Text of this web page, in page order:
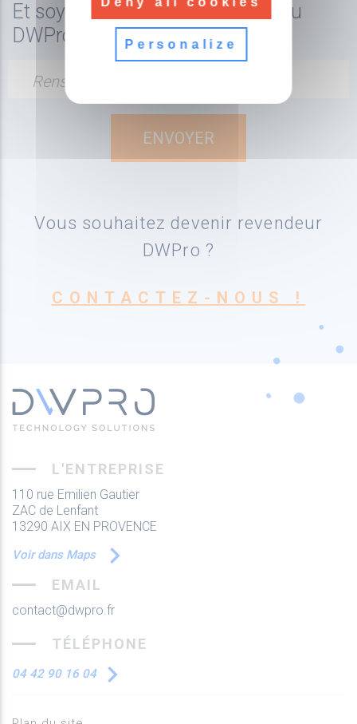
Et soyez tenu au courant de l'actu
DWPro
Renseignez votre adresse email
Vous souhaitez devenir revendeur
DWPro ?
CONTACTEZ-NOUS !
L'ENTREPRISE
110 rue Emilien Gautier
ZAC de Lenfant
13290 AIX EN PROVENCE
Voir dans Maps
EMAIL
contact@dwpro.fr
TÉLÉPHONE
04 42 90 16 04
Personalize